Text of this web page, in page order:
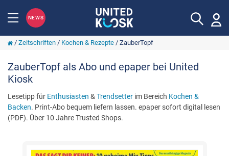
NEWS
/ Zeitschriften/ Kochen & Rezepte/ ZauberTopf
ZauberTopf als Abo und epaper bei United
Kiosk
Lesetipp für Enthusiasten & Trendsetter im Bereich Kochen &
Backen. Print-Abo bequem liefern lassen. epaper sofort digital lesen
(PDF). Über 10 Jahre Trusted Shops.